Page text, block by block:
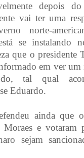
depois
vai ter uma
norte-
se instalando
que o presidente
em ver
tal qual
Eduardo.
ainda que
Moraes e votaram
sejam